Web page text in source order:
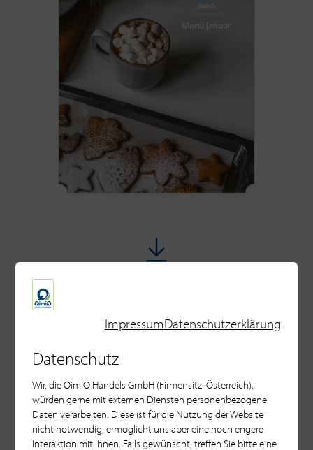
ImpressumDatenschutzerklärung
Datenschutz
Wir, die QimiQ Handels GmbH (Firmensitz: Österreich),
würden gerne mit externen Diensten personenbezogene
Daten verarbeiten. Diese ist für die Nutzung der Website
nicht notwendig, ermöglicht uns aber eine noch engere
Interaktion mit Ihnen. Falls gewünscht, treffen Sie bitte eine